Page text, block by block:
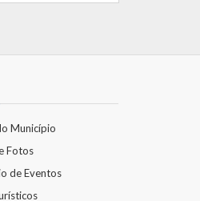
Município
Fotos
de Eventos